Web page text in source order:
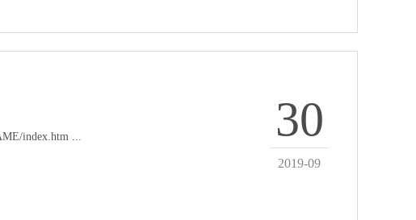
index.htm ... 30
2019-09